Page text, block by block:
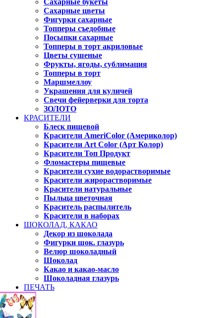
Сахарные букеты
Сахарные цветы
Фигурки сахарные
Топперы съедобные
Посыпки сахарные
Топперы в торт акриловые
Цветы сушеные
Фрукты, ягоды, сублимация
Топперы в торт
Маршмеллоу
Украшения для куличей
Свечи фейерверки для торта
ЗОЛОТО
КРАСИТЕЛИ
Блеск пищевой
Красители AmeriColor (Америколор)
Красители Art Color (Арт Колор)
Красители Топ Продукт
Фломастеры пищевые
Красители сухие водорастворимые
Красители жирорастворимые
Красители натуральные
Пыльца цветочная
Краситель распылитель
Красители в наборах
ШОКОЛАД, КАКАО
Декор из шоколада
Фигурки шок. глазурь
Велюр шоколадный
Шоколад
Какао и какао-масло
Шоколадная глазурь
ПЕЧАТЬ